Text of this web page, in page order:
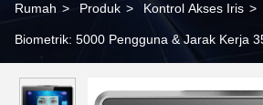
Rumah > Produk > Kontrol Akses Iris >
Biometrik: 5000 Pengguna & Jarak Kerja